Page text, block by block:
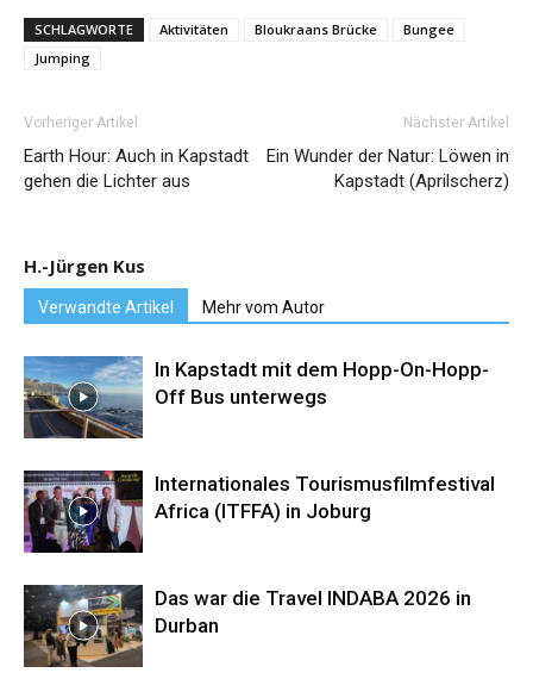
SCHLAGWORTE Aktivitäten Bloukraans Brücke
Bungee
Jumping
Vorheriger Artikel
Earth Hour: Auch in Kapstadt
gehen die Lichter aus
Nächster Artikel
Ein Wunder der Natur: Löwen in
Kapstadt (Aprilscherz)
H.-Jürgen Kus
Verwandte Artikel Mehr vom Autor
In Kapstadt mit dem Hopp-On-Hopp-
Off Bus unterwegs
Internationales Tourismusfilmfestival
Africa (ITFFA) in Joburg
Das war die Travel INDABA 2026 in
Durban